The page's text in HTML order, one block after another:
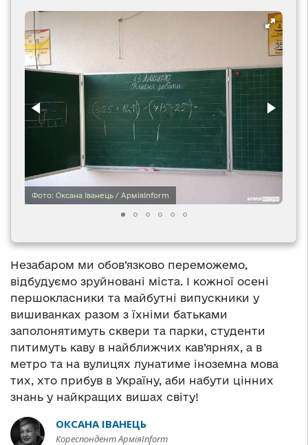
Фото: Оксана Іванець / АрміяInform
Незабаром ми обов’язково переможемо,
відбудуємо зруйновані міста. І кожної осені
першокласники та майбутні випускники у
вишиванках разом з їхніми батьками
заполонятимуть сквери та парки, студенти
питимуть каву в найближчих кав’ярнях, а в
метро та на вулицях лунатиме іноземна мова
тих, хто прибув в Україну, аби набути цінних
знань у найкращих вишах світу!
ОКСАНА ІВАНЕЦЬ
Кореспондент АрміяInform